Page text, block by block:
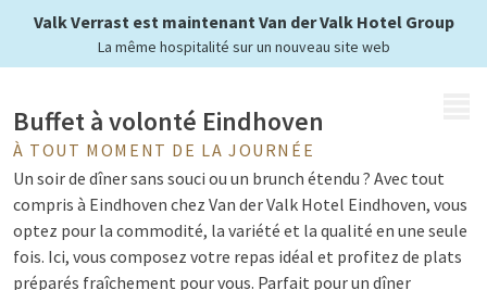
Valk Verrast est maintenant Van der Valk Hotel Group
La même hospitalité sur un nouveau site web
à Eindhoven
Buffet à volonté Eindhoven
À TOUT MOMENT DE LA JOURNÉE
Un soir de dîner sans souci ou un brunch étendu ? Avec tout
compris à Eindhoven chez Van der Valk Hotel Eindhoven, vous
optez pour la commodité, la variété et la qualité en une seule
fois. Ici, vous composez votre repas idéal et profitez de plats
préparés fraîchement pour vous. Parfait pour un dîner